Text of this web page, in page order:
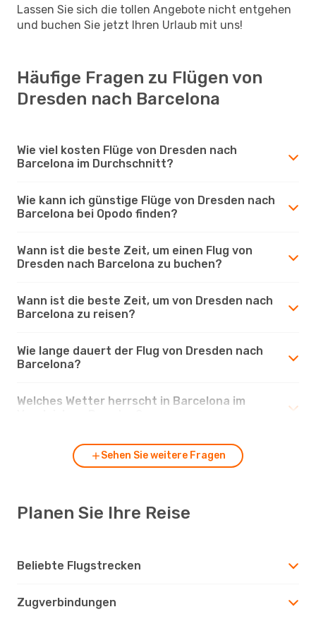
Lassen Sie sich die tollen Angebote nicht entgehen
und buchen Sie jetzt Ihren Urlaub mit uns!
Häufige Fragen zu Flügen von
Dresden nach Barcelona
Wie viel kosten Flüge von Dresden nach
Barcelona im Durchschnitt?
Wie kann ich günstige Flüge von Dresden nach
Barcelona bei Opodo finden?
Wann ist die beste Zeit, um einen Flug von
Dresden nach Barcelona zu buchen?
Wann ist die beste Zeit, um von Dresden nach
Barcelona zu reisen?
Wie lange dauert der Flug von Dresden nach
Barcelona?
Welches Wetter herrscht in Barcelona im
Sehen Sie weitere Fragen
Planen Sie Ihre Reise
Beliebte Flugstrecken
Zugverbindungen